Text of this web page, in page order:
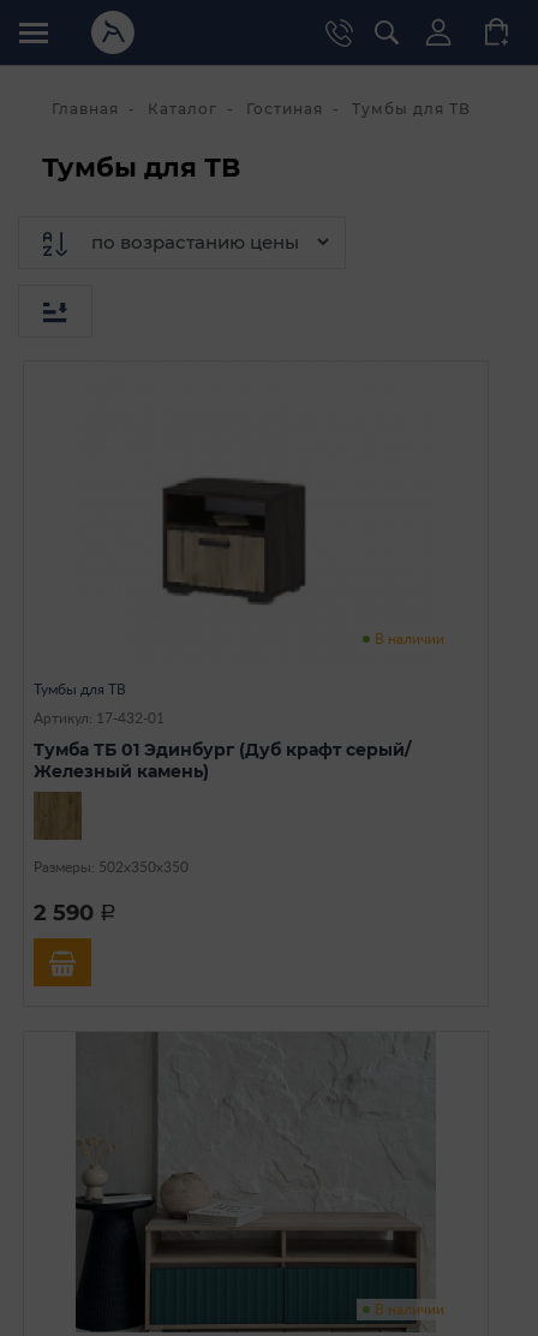
Главная Каталог Гостиная Тумбы для ТВ
Тумбы для ТВ
В наличии
Тумбы для ТВ
Артикул: 17-432-01
Тумба ТБ 01 Эдинбург (Дуб крафт серый/
Железный камень)
Размеры: 502х350х350
2 590 a
В наличии